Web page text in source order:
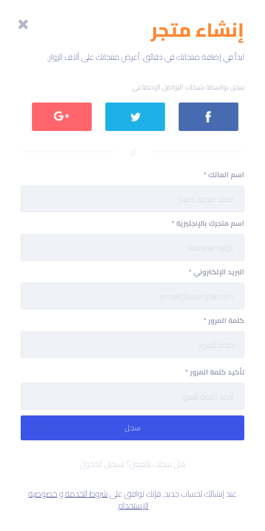
الرئيسيإنشاء متجر
ابدأ في إضافة منتجاتك في دقائق. أعرض منتجاتك على آلاف الزوار.
سجل بواسطة شبكات التواصل الإجتماعي
Login
موقع
Login
تويتر
Login
جوجل
أو
اسم المالك*
اسم متجرك بالإنجليزية*
البريد الإلكتروني*
كلمة المرور*
تأكيد كلمة المرور*
سجل
هل سجلت بالفعل؟ تسجيل الدخول
عند إنشائك لحساب جديد٫ فإنك توافق على
شروط الخدمةوخصوصية
الإستخدام.